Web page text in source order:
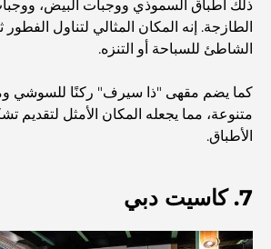
صالات رياضية في مركز دبي المالي
البدنية بأسلوب حياة الأعمال
أندر سيارة في العالم: أساطير السيارات
العصريين
نادي شاطئ العائلة في دبي: حيث يلتقي
ذلك أطباق السموذي ووجبات البيض،
الطازجة. إنه المكان المثالي لتناول الفطور
الشاطئ للسباحة أو التنزه.
كما يضم مقهى "ذا سيرف" ركنًا للسوشي
متنوعة، مما يجعله المكان الأمثل لتقديم
الأطباق.
7. كاسيت دبي